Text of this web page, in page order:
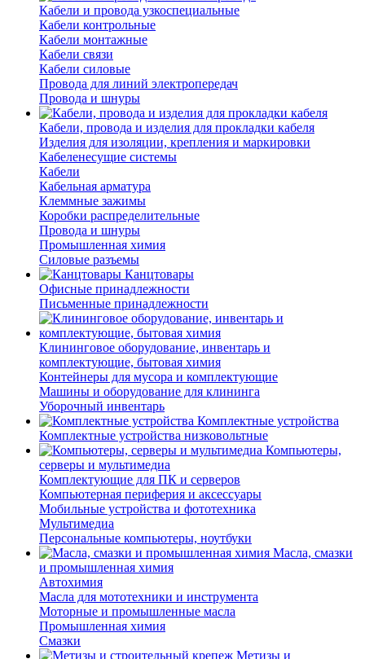
Кабели и провода узкоспециальные
Кабели контрольные
Кабели монтажные
Кабели связи
Кабели силовые
Провода для линий электропередач
Провода и шнуры
Кабели, провода и изделия для прокладки кабеля
Изделия для изоляции, крепления и маркировки
Кабеленесущие системы
Кабели
Кабельная арматура
Клеммные зажимы
Коробки распределительные
Провода и шнуры
Промышленная химия
Силовые разъемы
Канцтовары
Офисные принадлежности
Письменные принадлежности
Клининговое оборудование, инвентарь и
комплектующие, бытовая химия
Контейнеры для мусора и комплектующие
Машины и оборудование для клининга
Уборочный инвентарь
Комплектные устройства
Комплектные устройства низковольтные
Компьютеры,
серверы и мультимедиа
Комплектующие для ПК и серверов
Компьютерная периферия и аксессуары
Мобильные устройства и фототехника
Мультимедиа
Персональные компьютеры, ноутбуки
Масла, смазки
и промышленная химия
Автохимия
Масла для мототехники и инструмента
Моторные и промышленные масла
Промышленная химия
Смазки
Метизы и